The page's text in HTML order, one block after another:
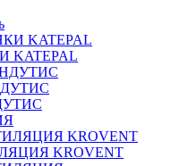
KROVENT